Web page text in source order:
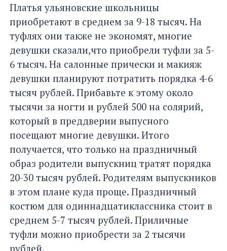
Платья ульяновские школьницы
приобретают в среднем за 9-18 тысяч. На
туфлях они также не экономят, многие
девушки сказали,что приобрели туфли за 5-
6 тысяч. На салонные прически и макияж
девушки планируют потратить порядка 4-6
тысяч рублей. Прибавьте к этому около
тысячи за ногти и рублей 500 на солярий,
который в преддверии выпусного
посещают многие девушки. Итого
получается, что только на праздничный
образ родители выпускниц тратят порядка
20-30 тысяч рублей. Родителям выпускников
в этом плане куда проще. Праздничный
костюм для одиннадцатиклассника стоит в
среднем 5-7 тысяч рублей. Приличные
туфли можно приобрести за 2 тысячи
рублей.